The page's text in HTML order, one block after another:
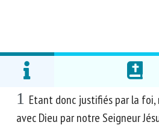
1 Etant donc justifiés par la foi,
avec Dieu par notre Seigneur